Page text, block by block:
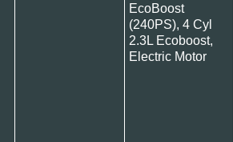
EcoBoost
(240PS), 4 Cyl
2.3L Ecoboost,
Electric Motor